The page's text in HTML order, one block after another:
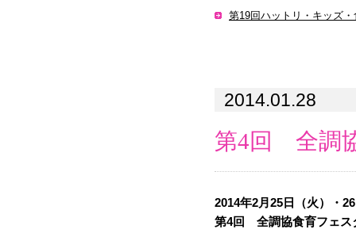
第19回ハットリ・キッズ
2014.01.28
第4回 全調
2014年2月25日（火）・
第4回 全調協食育フェス